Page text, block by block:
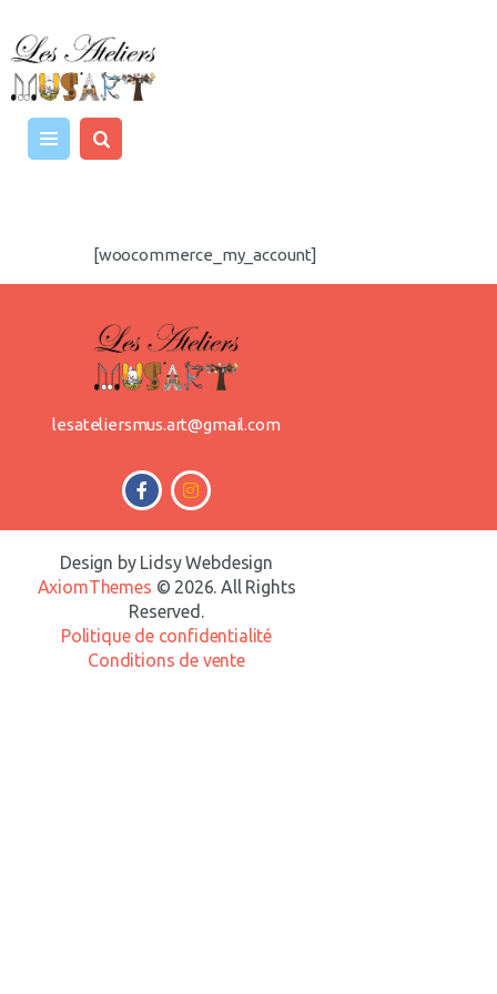
MUSIQUE
ART ET CRÉATIVITÉ
[woocommerce_my_account]
lesateliersmus.art@gmail.com
Design by Lidsy Webdesign
AxiomThemes © 2026. All Rights
Reserved.
Politique de confidentialité
Conditions de vente